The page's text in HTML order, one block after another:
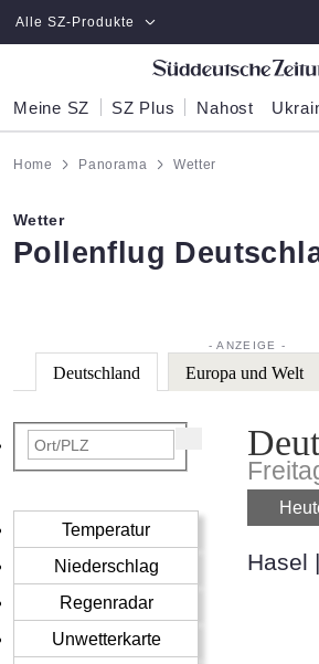
Zum Hauptinhalt springen
Alle SZ-Produkte
Meine SZ SZ Plus Nahost
Home Panorama Wetter
Wetter
:
Pollenflug
Deutschland Europa und Welt
Temperatur
Niederschlag
Regenradar
Unwetterkarte
Hasel |